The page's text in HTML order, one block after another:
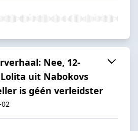
Nee, 12-
uit Nabokovs
is géén verleidster